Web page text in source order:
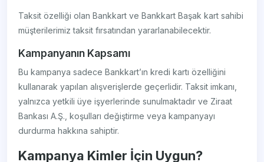
Taksit özelliği olan Bankkart ve Bankkart Başak kart sahibi
müşterilerimiz taksit fırsatından yararlanabilecektir.
Kampanyanın Kapsamı
Bu kampanya sadece Bankkart’ın kredi kartı özelliğini
kullanarak yapılan alışverişlerde geçerlidir. Taksit imkanı,
yalnızca yetkili üye işyerlerinde sunulmaktadır ve Ziraat
Bankası A.Ş., koşulları değiştirme veya kampanyayı
durdurma hakkına sahiptir.
Kampanya Kimler İçin Uygun?